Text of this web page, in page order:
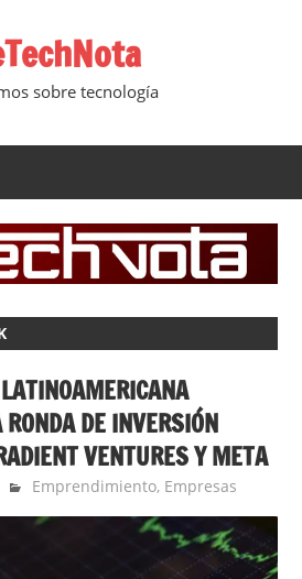
sobre tecnología
DE INVERSIÓN
VENTURES Y META
Ernesto Herrera
Emprendimiento, Empresas